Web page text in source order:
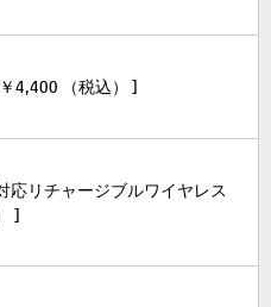
4,400 （税込） ]
応リチャージブルワイヤレス
]